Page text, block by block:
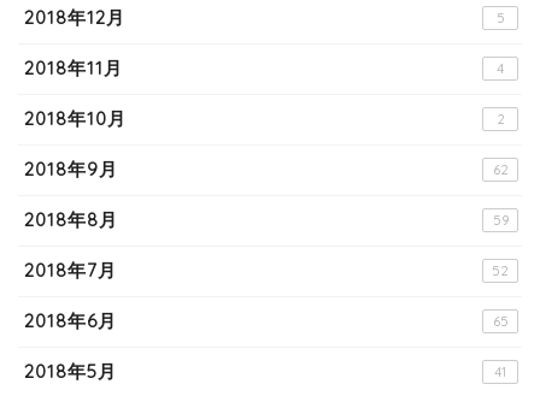
2018年12月 5
2018年11月 4
2018年10月 2
2018年9月 62
2018年8月 59
2018年7月 52
2018年6月 65
2018年5月 41